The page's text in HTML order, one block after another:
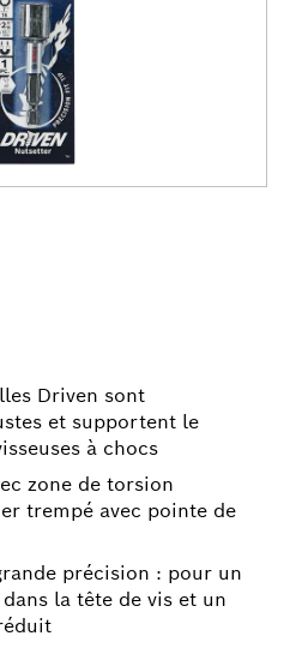
Driven sont
et supportent le
à chocs
zone de torsion
trempé avec pointe de
précision : pour un
la tête de vis et un